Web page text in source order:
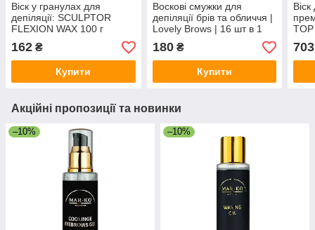
Віск у гранулах для
депіляції: SCULPTOR
FLEXION WAX 100 г
162 ₴
Купити
Воскові смужки для
депіляції брів та обличчя |
Lovely Brows | 16 шт в 1
упаковці
180₴
Купити
Віск
750
703
Акційні пропозиції та новинки
–10% –10%